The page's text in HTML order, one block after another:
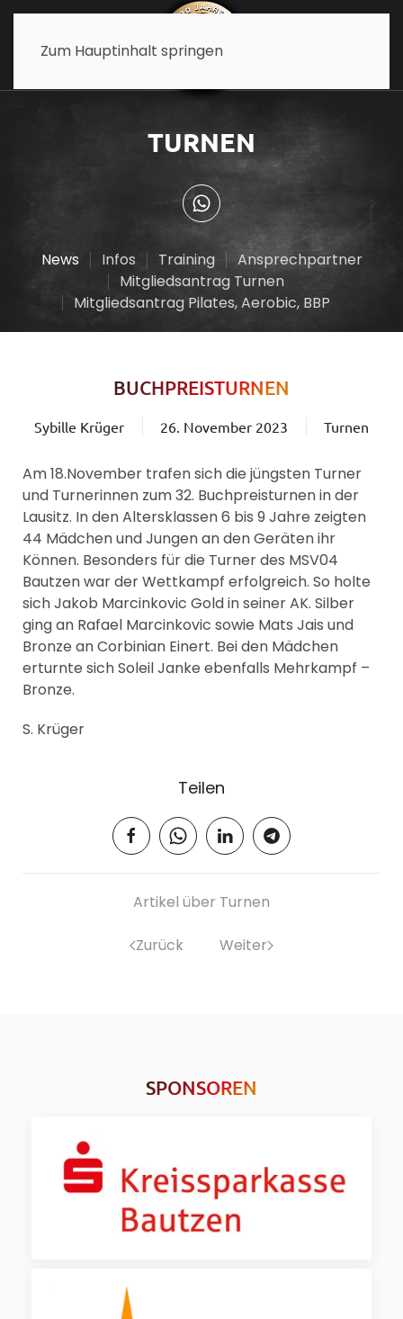
Zum Hauptinhalt springen
TURNEN
News Infos Training
Ansprechpartner
Mitgliedsantrag Turnen
Mitgliedsantrag Pilates, Aerobic, BBP
BUCHPREISTURNEN
Sybille Krüger 26. November 2023 Turnen
Am 18.November trafen sich die jüngsten Turner
und Turnerinnen zum 32. Buchpreisturnen in der
Lausitz. In den Altersklassen 6 bis 9 Jahre zeigten
44 Mädchen und Jungen an den Geräten ihr
Können. Besonders für die Turner des MSV04
Bautzen war der Wettkampf erfolgreich. So holte
sich Jakob Marcinkovic Gold in seiner AK. Silber
ging an Rafael Marcinkovic sowie Mats Jais und
Bronze an Corbinian Einert. Bei den Mädchen
erturnte sich Soleil Janke ebenfalls Mehrkampf –
Bronze.
S. Krüger
Teilen
Artikel über Turnen
Zurück Weiter
SPONSOREN